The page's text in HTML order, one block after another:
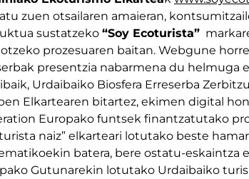
zuen otsailaren amaieran,
sustatzeko “Soy Ecoturista”
prozesuaren baitan. Webgune
presentzia nabarmena du helmuga
Urdaibaiko Biosfera Erreserba
Elkartearen bitartez, ekimen digital
Europako funtsek finantzatutako
naiz” elkarteari lotutako beste
batera, bere ostatu-eskaintza
Gutunarekin lotutako Urdaibaiko